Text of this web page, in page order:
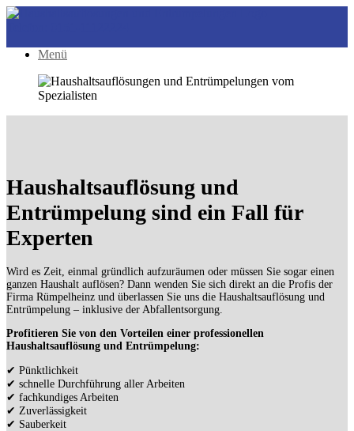
Menü
Haushaltsauflösung und
Entrümpelung sind ein Fall für
Experten
Wird es Zeit, einmal gründlich aufzuräumen oder müssen Sie sogar einen
ganzen Haushalt auflösen? Dann wenden Sie sich direkt an die Profis der
Firma Rümpelheinz und überlassen Sie uns die Haushaltsauflösung und
Entrümpelung – inklusive der Abfallentsorgung.
Profitieren Sie von den Vorteilen einer professionellen
Haushaltsauflösung und Entrümpelung:
✔ Pünktlichkeit
✔ schnelle Durchführung aller Arbeiten
✔ fachkundiges Arbeiten
✔ Zuverlässigkeit
✔ Sauberkeit